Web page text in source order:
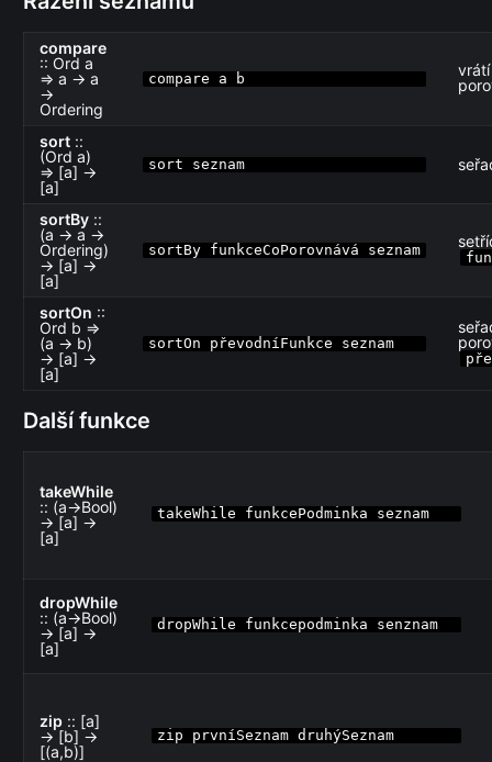
compare
:: Ord a
⇒ a → a
→
Ordering
compare a b
sort ::
(Ord a)
⇒ [a] →
[a]
sort seznam
sortBy ::
(a → a →
Ordering)
→ [a] →
[a]
sortBy funkceCoPorovnává seznam
sortOn ::
Ord b ⇒
(a → b)
→ [a] →
[a]
sortOn převodníFunkce seznam
Další funkce
takeWhile
:: (a→Bool)
→ [a] →
[a]
takeWhile funkcePodminka seznam
dropWhile
:: (a→Bool)
→ [a] →
[a]
dropWhile funkcepodminka senznam
zip :: [a]
→ [b] →
[(a,b)]
zip prvníSeznam druhýSeznam